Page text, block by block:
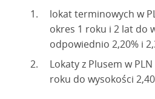
lokat terminowych w
okres 1 roku i 2 lat do
odpowiednio 2,20% i
Lokaty z Plusem w
roku do wysokości